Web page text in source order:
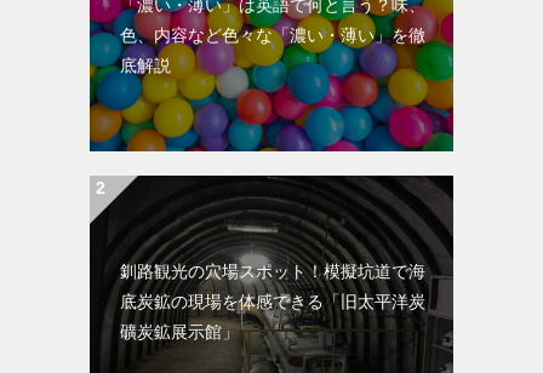
「濃い・薄い」は英語で何と言う？味、
色、内容など色々な「濃い・薄い」を徹
底解説
釧路観光の穴場スポット！模擬坑道で海
底炭鉱の現場を体感できる「旧太平洋炭
礦炭鉱展示館」